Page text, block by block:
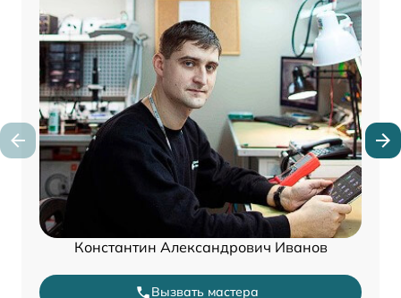
Константин Александрович Иванов
Вызвать мастера